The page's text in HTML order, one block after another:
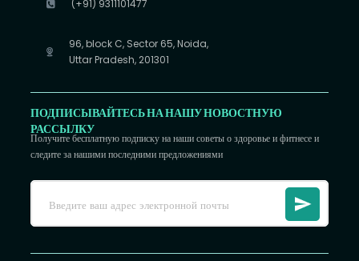
(+91) 9311101477
96, block C, Sector 65, Noida,
Uttar Pradesh, 201301
ПОДПИСЫВАЙТЕСЬ НА НАШУ НОВОСТНУЮ
РАССЫЛКУ
Получите бесплатную подписку на наши советы о здоровье и фитнесе и
следите за нашими последними предложениями